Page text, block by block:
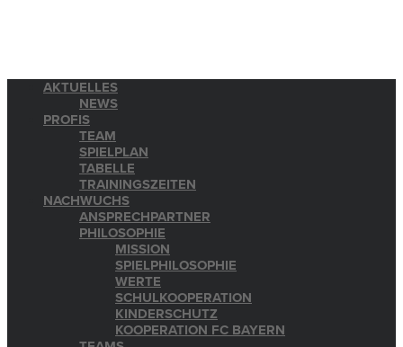
AKTUELLES
NEWS
PROFIS
TEAM
SPIELPLAN
TABELLE
TRAININGSZEITEN
NACHWUCHS
ANSPRECHPARTNER
PHILOSOPHIE
MISSION
SPIELPHILOSOPHIE
WERTE
SCHULKOOPERATION
KINDERSCHUTZ
KOOPERATION FC BAYERN